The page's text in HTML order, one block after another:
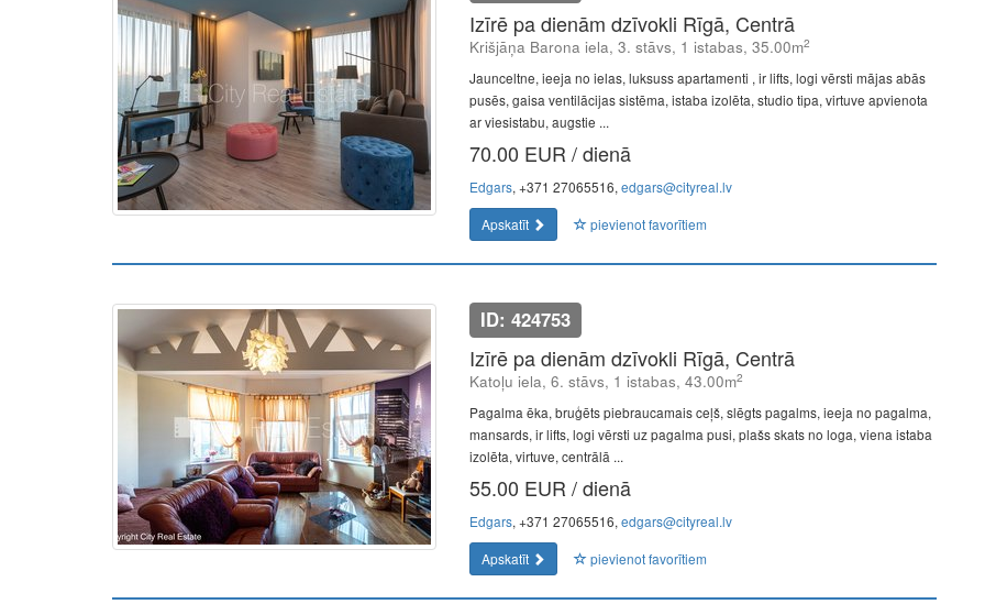
Izīrē pa dienām dzīvokli Rīgā, Centrā
Krišjāņa Barona iela, 3. stāvs, 1 istabas, 35.00m2
Jaunceltne, ieeja no ielas, luksuss apartamenti , ir lifts, logi vērsti mājas abās
pusēs, gaisa ventilācijas sistēma, istaba izolēta, studio tipa, virtuve apvienota
ar viesistabu, augstie ...
70.00 EUR / dienā
Edgars, +371 27065516, edgars@cityreal.lv
Apskatīt
pievienot favorītiem
ID: 424753
Izīrē pa dienām dzīvokli Rīgā, Centrā
Katoļu iela, 6. stāvs, 1 istabas, 43.00m2
Pagalma ēka, bruģēts piebraucamais ceļš, slēgts pagalms, ieeja no pagalma,
mansards, ir lifts, logi vērsti uz pagalma pusi, plašs skats no loga, viena istaba
izolēta, virtuve, centrālā ...
55.00 EUR / dienā
Edgars, +371 27065516, edgars@cityreal.lv
Apskatīt
pievienot favorītiem